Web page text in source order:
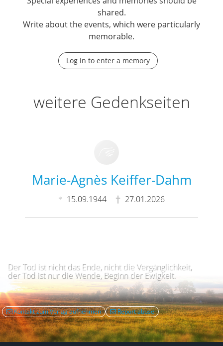
shared.
Write about the events, which were particularly
memorable.
Log in to enter a memory
weitere Gedenkseiten
Marie-Agnès Keiffer-Dahm
15.09.1944 27.01.2026
Der Tod ist nicht das Ende, nicht die Vergänglichkeit,
der Tod ist nur die Wende, Beginn der Ewigkeit.
Kontakt zum Verlag aufnehmen Report abuse